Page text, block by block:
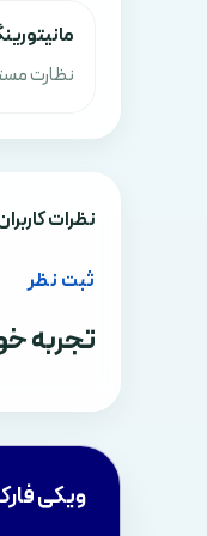
مانیتورینگ ۲۴
نظارت
نظرات
ثبت نظر
تجربه
ویکی